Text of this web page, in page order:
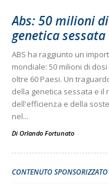
Abs: 50 milioni
genetica sessata
ABS ha raggiunto un
mondiale: 50 milioni di
oltre 60 Paesi. Un
della genetica sessata e
dell'efficienza e della
nel...
Di Orlando Fortunato -
CONTENUTO SPONSORIZZATO